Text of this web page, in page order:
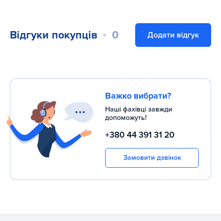
Для більшої зручності велотренажер обладнано тримачем
пляшки, вбудованими в рукоятки датчиками пульсу та
ефективних тренувань вдома або в спортзалі.
Відгуки покупців 0 Додати відгук
Важко вибрати?
Наші фахівці завжди
допоможуть!
+380 44 391 31 20
Замовити дзвінок